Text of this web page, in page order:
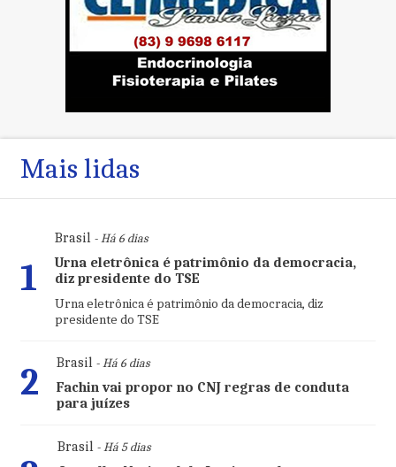
Mais lidas
1
Brasil- Há 6 dias
Urna eletrônica é patrimônio da democracia,
diz presidente do TSE
Urna eletrônica é patrimônio da democracia, diz
presidente do TSE
2 Brasil- Há 6 dias
Fachin vai propor no CNJ regras de conduta
para juízes
Brasil- Há 5 dias